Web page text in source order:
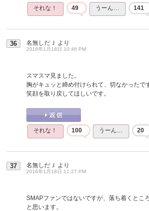
それな！ 49 うーん… 141
36 名無しだＪ より
2016年1月18日 10:46 PM
スマスマ見ました。
胸がキュッと締め付けられて、切なかったで
笑顔を取り戻してほしいです。
それな！ 100 うーん… 20
37 名無しだＪ より
2016年1月18日 11:27 PM
SMAPファンではないですが、落ち着くとこ
と思います。